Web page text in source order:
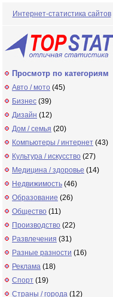
Интернет-статистика сайтов
Просмотр по категориям
Авто / мото (45)
Бизнес (39)
Дизайн (12)
Дом / семья (20)
Компьютеры / интернет (43)
Культура / искусство (27)
Медицина / здоровье (14)
Недвижимость (46)
Образование (26)
Общество (11)
Производство (22)
Развлечения (31)
Разные разности (16)
Реклама (18)
Спорт (19)
Страны / города (12)